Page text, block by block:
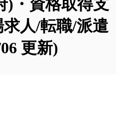
)・資格取得支
人/転職/派遣
更新)